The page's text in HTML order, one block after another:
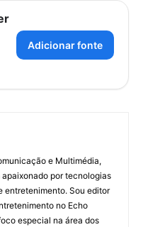
Adicionar fonte
e Multimédia,
por tecnologias
entretenimento. Sou editor
no Echo
especial na área dos